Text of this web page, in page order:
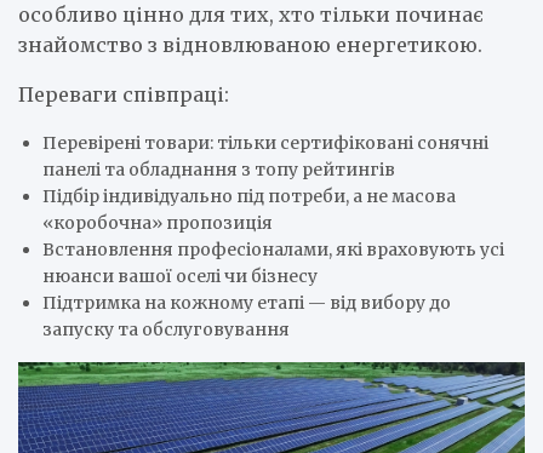
особливо цінно для тих, хто тільки починає
знайомство з відновлюваною енергетикою.
Переваги співпраці:
Перевірені товари: тільки сертифіковані сонячні
панелі та обладнання з топу рейтингів
Підбір індивідуально під потреби, а не масова
«коробочна» пропозиція
Встановлення професіоналами, які враховують усі
нюанси вашої оселі чи бізнесу
Підтримка на кожному етапі — від вибору до
запуску та обслуговування